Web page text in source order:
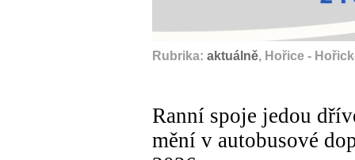
Rubrika: aktuálně, Hořice -
Ranní spoje jedou
mění v autobusové